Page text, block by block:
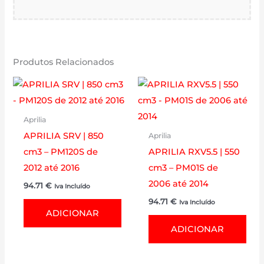
Produtos Relacionados
Aprilia
APRILIA SRV | 850
cm3 – PM120S de
2012 até 2016
94.71 € Iva Incluído
ADICIONAR
Aprilia
APRILIA RXV5.5 | 550
cm3 – PM01S de
2006 até 2014
94.71 € Iva Incluído
ADICIONAR